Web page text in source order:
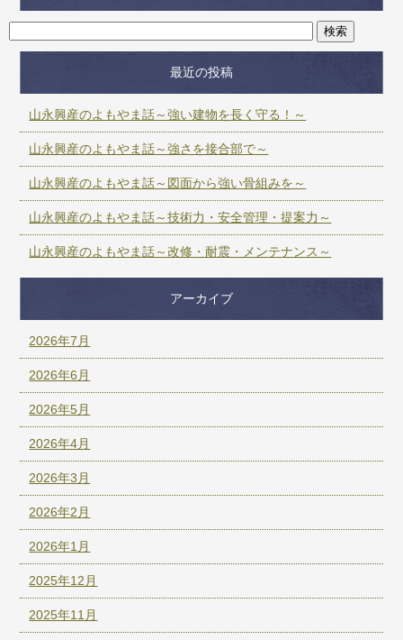
最近の投稿
山永興産のよもやま話～強い建物を長く守る！～
山永興産のよもやま話～強さを接合部で～
山永興産のよもやま話～図面から強い骨組みを～
山永興産のよもやま話～技術力・安全管理・提案力～
山永興産のよもやま話～改修・耐震・メンテナンス～
アーカイブ
2026年7月
2026年6月
2026年5月
2026年4月
2026年3月
2026年2月
2026年1月
2025年12月
2025年11月